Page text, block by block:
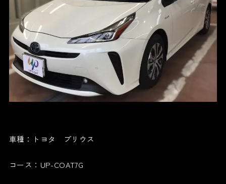
車種：トヨタ プリウス
コース：UP-COAT7G